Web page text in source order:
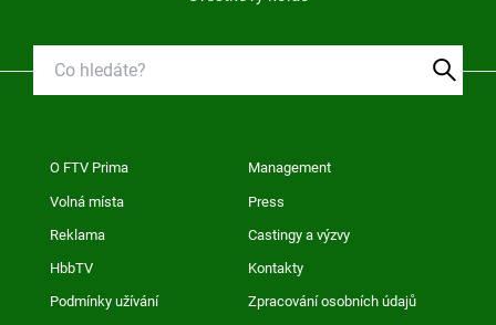
O FTV Prima Management
Volná místa Press
Reklama Castingy a výzvy
HbbTV Kontakty
Podmínky užívání Zpracování osobních údajů